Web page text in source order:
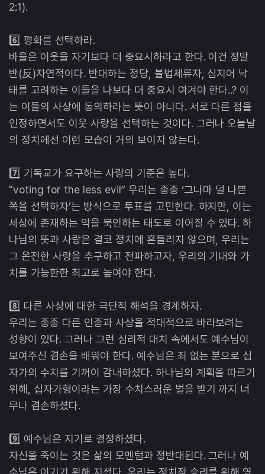
2:1).
6️⃣ 평화를 선택하라.
바울은 이웃을 자기보다 더 중요시하라고 한다. 이건 정말
반(反)자연적이다. 반대하는 정당, 불법체류자, 심지어 낙
태를 고려하는 이들을 나보다 더 중요시 여겨야 한다..? 이
는 이들의 사상에 동의하라는 뜻이 아니다. 서로 다른 점을
인정하면서도 이웃 사랑을 선택하는 것이다. 그러나 오늘날
의 정치에선 이런 모습이 거의 보이지 않는다.
7️⃣ 기독교가 요구하는 사랑의 기준은 높다.
"voting for the less evil” 우리는 종종 ‘그나마 덜 나쁜
쪽을 선택하자’는 방식으로 투표를 고민한다. 하지만, 이는
세상에 존재하는 악을 묵인하는 태도로 이어질 수 있다. 하
나님의 뜻과 사랑은 결코 정치에 흔들리지 않으며, 우리는
그 온전한 사랑을 추구하고 전파하고자, 우리의 기대와 가
치를 가능한한 최고로 높여야 한다.
8️⃣ 다른 사상에 대한 극단적 해석을 경계하자.
우리는 종종 다른 인종과 사상을 적대적으로 바라보려는
성향이 있다. 그러나 그런 심리적 대치 속에서도 예수님이
보여주신 겸손을 배워야 한다. 예수님은 죄 없는 분으로 십
자가의 수치를 기꺼이 감내하셨다. 하나님의 계획을 따르기
위해, 십자가형이라는 가장 수치스러운 벌을 받기 까지 너
무나 겸손하셨다.
9️⃣ 예수님은 지기로 결정하셨다.
자신을 죽이는 것은 삶의 모멘텀과 정반대된다. 그러나 예